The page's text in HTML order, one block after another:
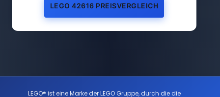
LEGO 42616 PREISVERGLEICH
LEGO® ist eine Marke der LEGO Gruppe, durch die die